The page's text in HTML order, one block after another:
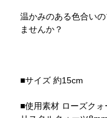
温かみのある色合い
ませんか？
■サイズ 約15cm
■使用素材 ローズク